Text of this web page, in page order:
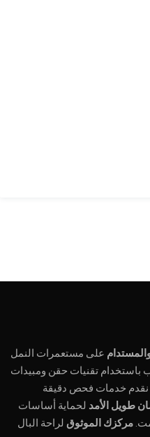
على مستعمرات النمل
تقنيات حقن ومبيدات
نقدم خدمات فحص دقيقة
طويل الأمد لحماية أساسات
مركزك الموثوق لراحة البال